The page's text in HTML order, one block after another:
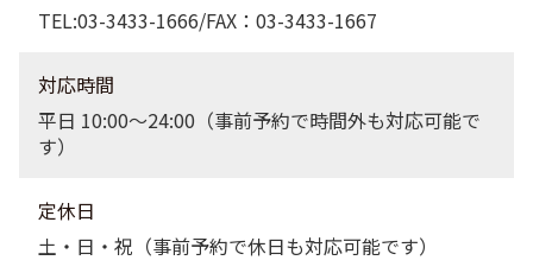
TEL:03-3433-1666/FAX：03-3433-1667
対応時間
平日 10:00〜24:00（事前予約で時間外も対応可能で
す）
定休日
土・日・祝（事前予約で休日も対応可能です）